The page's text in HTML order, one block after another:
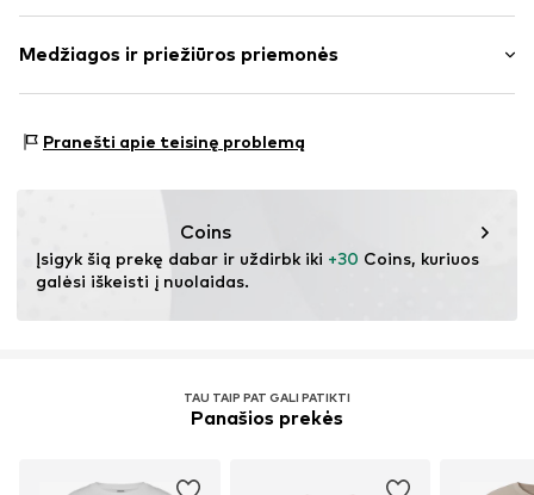
Apskrita kaklo iškirptė
Drapiruotas / rauktas
To paties tono atspalvių siūlės
Ilgis: Normalaus ilgio
Pritaikomumas: Įprastas prigludimas
Dydžių lentelė
Medžiagos ir priežiūros priemonės
Elastanas
Pranešti apie teisinę problemą
Coins
Įsigyk šią prekę dabar ir uždirbk iki +30 Coins, kuriuos
galėsi iškeisti į nuolaidas.
TAU TAIP PAT GALI PATIKTI
Panašios prekės